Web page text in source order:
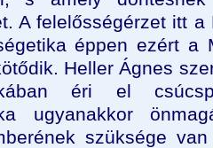
A felelősségérzet itt
éppen ezért a
Heller Ágnes
éri el
ugyanakkor
szüksége